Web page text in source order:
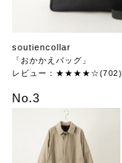
soutiencollar
「おかかえバッグ」
レビュー：★★★★☆(702)
No.3